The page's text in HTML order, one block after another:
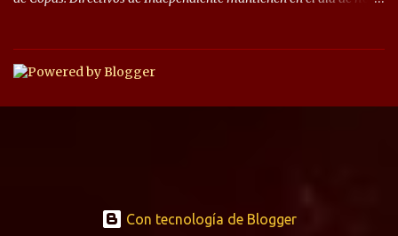
préstamo con opción de compra pero, por lo que se sabe, Banfield
busca vender al menos el 50% del pase por una cifra cercana a los
1,5 millones de dólares. El volante central titular del Banfield y
de sus compañeros, realizó 17 infracciones y solo fue amonestado
dos veces.. Su representante, Claudio Jara, dijo en Sportia: “Tuve
Con tecnología de Blogger